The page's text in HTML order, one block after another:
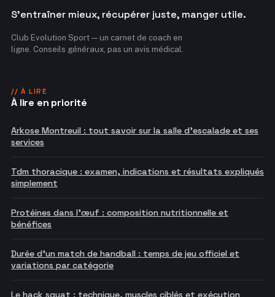
S'entraîner mieux, récupérer juste, manger utile.
Club Evolution Sport — un carnet de coach en
ligne. Conseils généraux, pas un avis médical.
// À LIRE
À lire en priorité
Arkose Montreuil : tout savoir sur la salle d'escalade et ses
services
Tdm thoracique : examen, indications et résultats expliqués
simplement
Protéines dans l'œuf : composition nutritionnelle et
bénéfices
Durée d'un match de handball : temps de jeu officiel et
variations par catégorie
Le hack squat : technique, muscles ciblés et exécution